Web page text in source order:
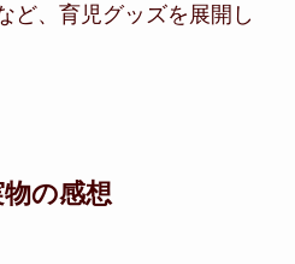
ど、育児グッズを展開し
の感想